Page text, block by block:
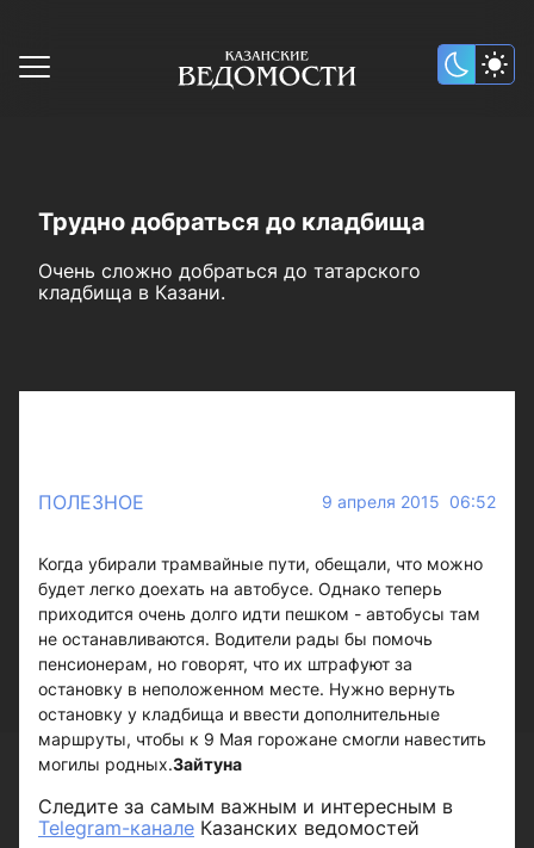
Трудно добраться до кладбища
Очень сложно добраться до татарского
кладбища в Казани.
ПОЛЕЗНОЕ 9 апреля 2015 06:52
Когда убирали трамвайные пути, обещали, что можно
будет легко доехать на автобусе. Однако теперь
приходится очень долго идти пешком - автобусы там
не останавливаются. Водители рады бы помочь
пенсионерам, но говорят, что их штрафуют за
остановку в неположенном месте. Нужно вернуть
остановку у кладбища и ввести дополнительные
маршруты, чтобы к 9 Мая горожане смогли навестить
могилы родных.Зайтуна
Следите за самым важным и интересным в
Telegram-канале Казанских ведомостей